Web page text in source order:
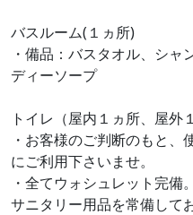
バスルーム(１ヵ所)
・備品：バスタオル、シ
ディーソープ
トイレ（屋内１ヵ所、屋外
・お客様のご判断のもと
にご利用下さいませ。
・全てウォシュレット完
サニタリー用品を常備して